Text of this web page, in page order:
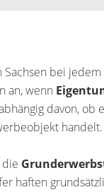
bei jedem
an, wenn
davon, ob
handelt.
haften